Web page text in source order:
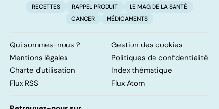
RECETTES RAPPEL PRODUIT
LE MAG DE LA SANTÉ
CANCER
MÉDICAMENTS
Qui sommes-nous ?
Gestion des cookies
Mentions légales
Politiques de confidentialité
Charte d'utilisation
Index thématique
Flux RSS
Flux Atom